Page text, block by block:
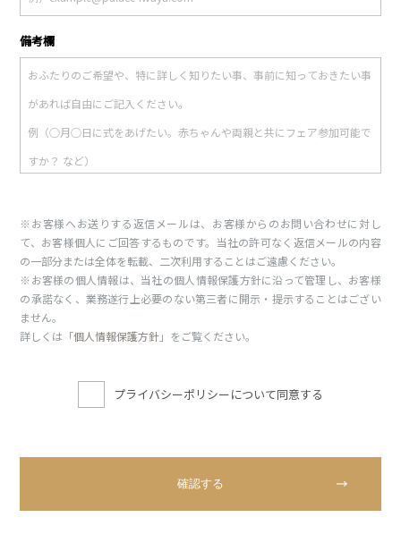
備考欄
※お客様へお送りする返信メールは、お客様からのお問い合わせに対し
て、お客様個人にご回答するものです。当社の許可なく返信メールの内容
の一部分または全体を転載、二次利用することはご遠慮ください。
※お客様の個人情報は、当社の個人情報保護方針に沿って管理し、お客様
の承諾なく、業務遂行上必要のない第三者に開示・提示することはござい
ません。
詳しくは「個人情報保護方針」をご覧ください。
プライバシーポリシーについて同意する